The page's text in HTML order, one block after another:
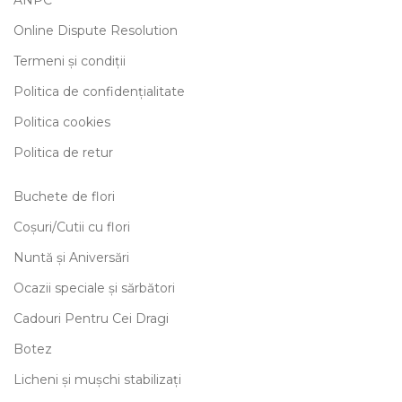
Online Dispute Resolution
Termeni și condiții
Politica de confidențialitate
Politica cookies
Politica de retur
Buchete de flori
Coșuri/Cutii cu flori
Nuntă și Aniversări
Ocazii speciale și sărbători
Cadouri Pentru Cei Dragi
Botez
Licheni și mușchi stabilizați